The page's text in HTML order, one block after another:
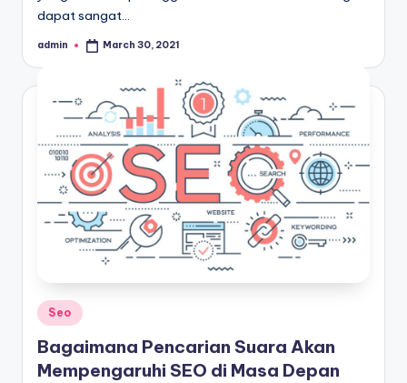
dapat sangat…
Posted
admin March 30, 2021
Posted
in
Seo
Bagaimana Pencarian Suara Akan
Mempengaruhi SEO di Masa Depan